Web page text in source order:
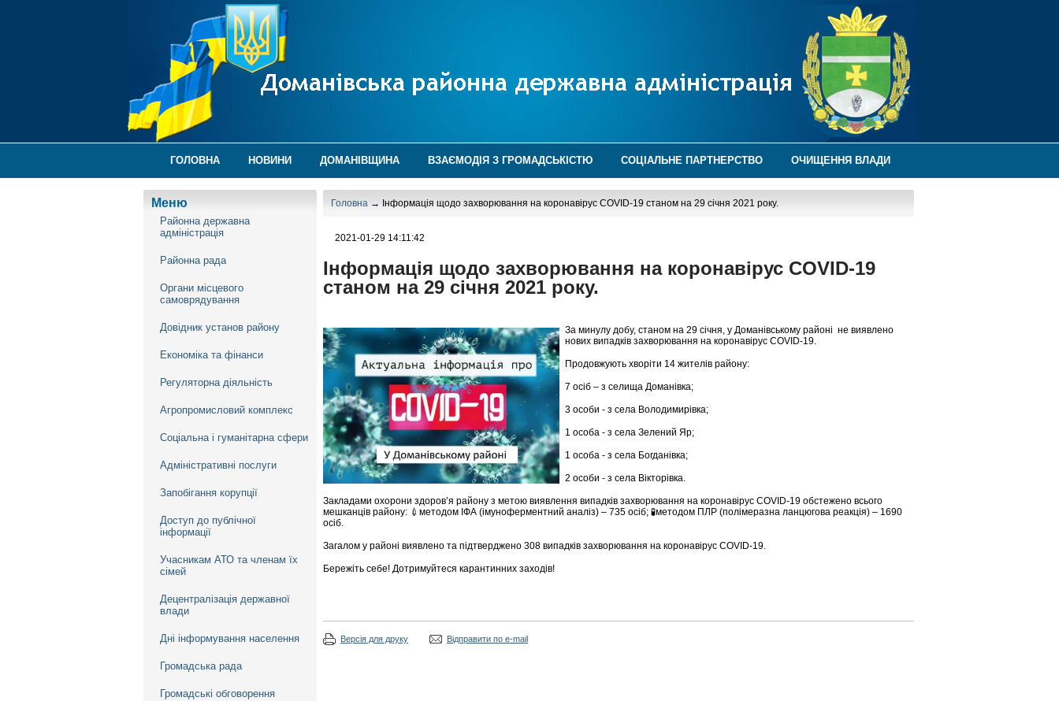
ГОЛОВНА НОВИНИ ДОМАНІВЩИНА ВЗАЄМОДІЯ З ГРОМАДСЬКІСТЮ СОЦІАЛЬНЕ ПАРТНЕРСТВО ОЧИЩЕННЯ ВЛАДИ
Меню
Районна державна
адміністрація
Районна рада
Органи місцевого
самоврядування
Довідник установ району
Економіка та фінанси
Регуляторна діяльність
Агропромисловий комплекс
Соціальна і гуманітарна сфери
Адміністративні послуги
Запобігання корупції
Доступ до публічної
інформації
Учасникам АТО та членам їх
сімей
Децентралізація державної
влади
Дні інформування населення
Громадська рада
Громадські обговорення
Головна → Інформація щодо захворювання на коронавірус COVID-19 станом на 29 січня 2021 року.
2021-01-29 14:11:42
Інформація щодо захворювання на коронавірус COVID-19
станом на 29 січня 2021 року.
За минулу добу, станом на 29 січня, у Доманівському районі не виявлено
нових випадків захворювання на коронавірус COVID-19.
Продовжують хворіти 14 жителів району:
7 осіб – з селища Доманівка;
3 особи - з села Володимирівка;
1 особа - з села Зелений Яр;
1 особа - з села Богданівка;
2 особи - з села Вікторівка.
Закладами охорони здоров’я району з метою виявлення випадків захворювання на коронавірус COVID-19 обстежено всього
мешканців району: 💉методом ІФА (імуноферментний аналіз) – 735 осіб; 🧪методом ПЛР (полімеразна ланцюгова реакція) – 1690
осіб.
Загалом у районі виявлено та підтверджено 308 випадків захворювання на коронавірус COVID-19.
Бережіть себе! Дотримуйтеся карантинних заходів!
Версія для друку Відправити по e-mail